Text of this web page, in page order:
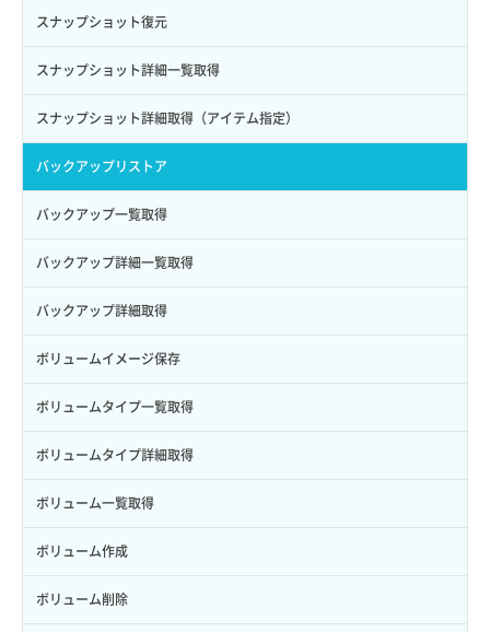
サブユーザーからロールを紐づけ解除
サブユーザーにロールを紐づけ
サブユーザー一覧取得
サブユーザー作成
サブユーザー削除
サブユーザー更新
サブユーザー詳細取得
トークン発行
パーミッション一覧取得
ロールからパーミッションを紐づけ解除
ロールにパーミッションを紐づけ
ロール一覧取得
ロール作成
スナップショット復元
スナップショット詳細一覧取得
スナップショット詳細取得（アイテム指定）
バックアップリストア
バックアップ一覧取得
バックアップ詳細一覧取得
バックアップ詳細取得
ボリュームイメージ保存
ボリュームタイプ一覧取得
ボリュームタイプ詳細取得
ボリューム一覧取得
ボリューム作成
ボリューム削除